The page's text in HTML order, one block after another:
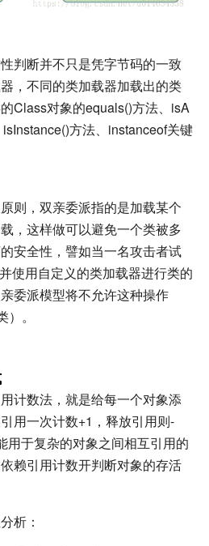
性判断并不只是凭字节码的一致
，不同的类加载器加载出的类
Class对象的equals()方法、isA
方法、instanceof关键
则，双亲委派指的是加载某个
，这样做可以避免一个类被多
安全性，譬如当一名攻击者试
使用自定义的类加载器进行类的
委派模型将不允许这种操作
。
计数法，就是给每一个对象添
用一次计数+1，释放引用则-
用于复杂的对象之间相互引用的
赖引用计数开判断对象的存活
析：